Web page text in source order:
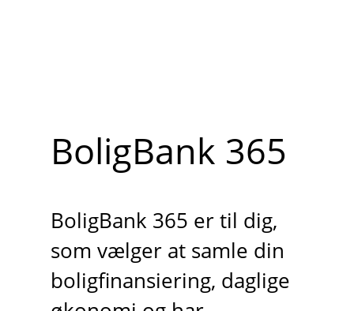
BoligBank 365
BoligBank 365 er til dig,
som vælger at samle din
boligfinansiering, daglige